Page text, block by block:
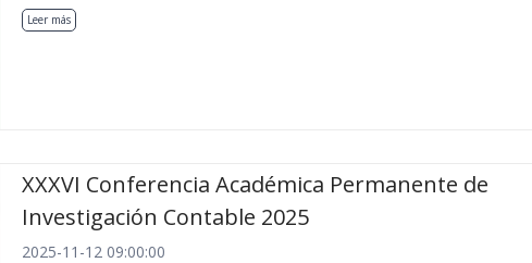
Leer más
XXXVI Conferencia Académica Permanente de
Investigación Contable 2025
2025-11-12 09:00:00